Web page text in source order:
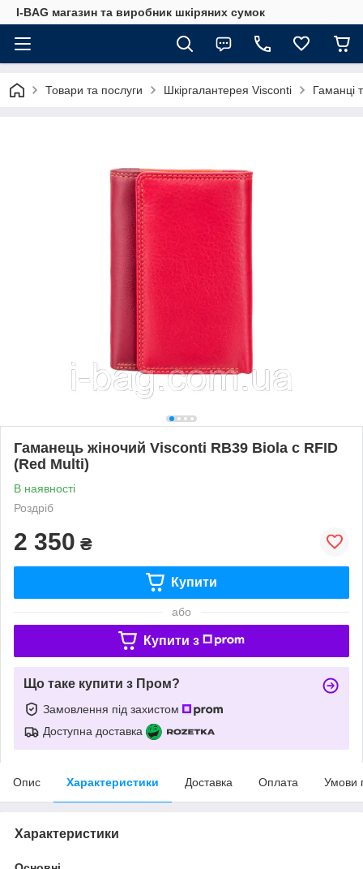
I-BAG магазин та виробник шкіряних сумок
Товари та послуги Шкіргалантерея Visconti Гаманці
Гаманець жіночий Visconti RB39 Biola c RFID
(Red Multi)
В наявності
Роздріб
2 350 ₴
Купити
або
Купити з
Що таке купити з Пром?
Замовлення під захистом
Доступна доставка
Опис Характеристики Доставка Оплата Умови
Характеристики